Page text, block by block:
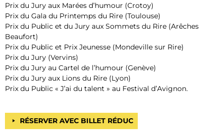
Prix du Jury aux Marées d’humour (Crotoy)
Prix du Gala du Printemps du Rire (Toulouse)
Prix du Public et du Jury aux Sommets du Rire (Arêches
Beaufort)
Prix du Public et Prix Jeunesse (Mondeville sur Rire)
Prix du Jury (Vervins)
Prix du Jury au Cartel de l’humour (Genève)
Prix du Jury aux Lions du Rire (Lyon)
Prix du Public « J’ai du talent » au Festival d’Avignon.
RÉSERVER AVEC BILLET RÉDUC